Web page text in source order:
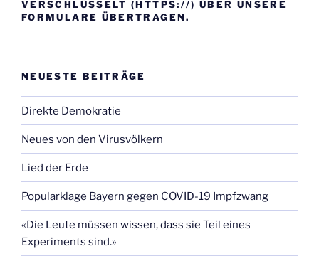
VERSCHLÜSSELT (HTTPS://) ÜBER UNSERE
FORMULARE ÜBERTRAGEN.
NEUESTE BEITRÄGE
Direkte Demokratie
Neues von den Virusvölkern
Lied der Erde
Popularklage Bayern gegen COVID-19 Impfzwang
«Die Leute müssen wissen, dass sie Teil eines
Experiments sind.»